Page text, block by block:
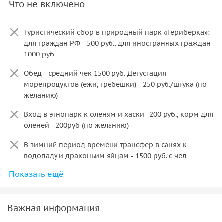
Что не включено
Туристический сбор в природный парк «Териберка»:
для граждан РФ - 500 руб., для иностранных граждан -
1000 руб
Обед - средний чек 1500 руб. Дегустация
морепродуктов (ежи, гребешки) - 250 руб./штука (по
желанию)
Вход в этнопарк к оленям и хаски -200 руб., корм для
оленей - 200руб (по желанию)
В зимний период времени трансфер в санях к
водопаду и драконьим яйцам - 1500 руб. с чел
Страховка
Показать ещё
Важная информация